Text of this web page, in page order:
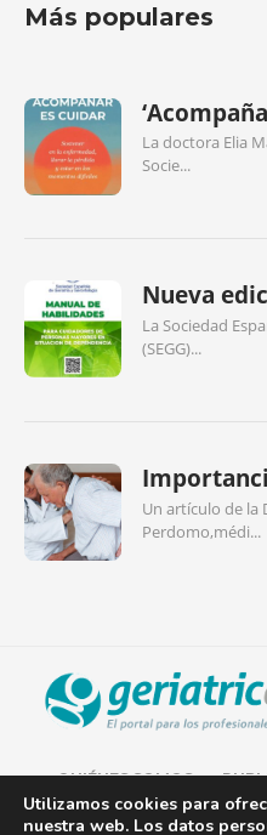
Más populares
La doctora Elia
Socie...
Nueva
La Sociedad
(SEGG)...
Un artículo de la
Perdomo,médi...
QUIÉNES SOMOS
AVISO LEGAL
Utilizamos cookies para
nuestra web. Los datos